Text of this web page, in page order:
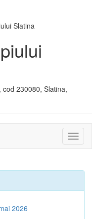
230080, Slatina,
sau
2026